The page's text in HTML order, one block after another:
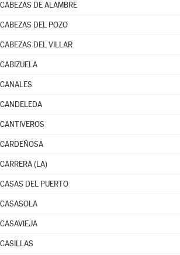
CABEZAS DE ALAMBRE
CABEZAS DEL POZO
CABEZAS DEL VILLAR
CABIZUELA
CANALES
CANDELEDA
CANTIVEROS
CARDEÑOSA
CARRERA (LA)
CASAS DEL PUERTO
CASASOLA
CASAVIEJA
CASILLAS